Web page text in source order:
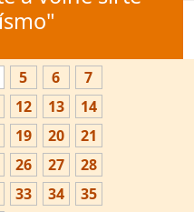
5 6
7
12 13
14
19 20
21
26 27
28
33 34
35